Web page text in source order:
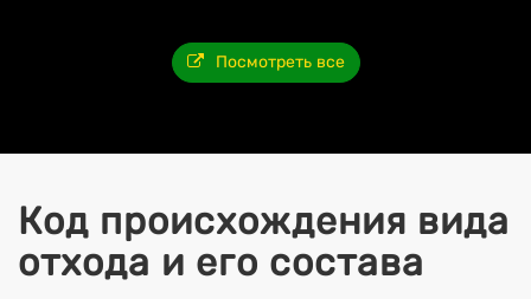
Посмотреть все
Код происхождения вида
отхода и его состава